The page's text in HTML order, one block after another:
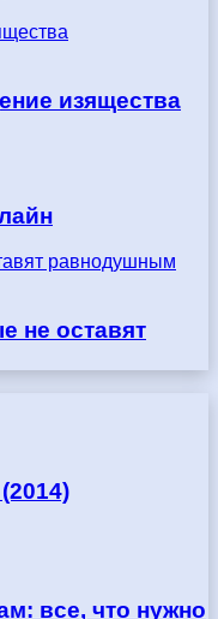
изящества
равнодушным
не оставят
все, что нужно